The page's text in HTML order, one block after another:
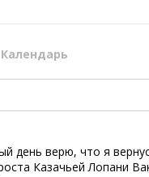
Календарь
день верю, что я
Казачьей Лопани